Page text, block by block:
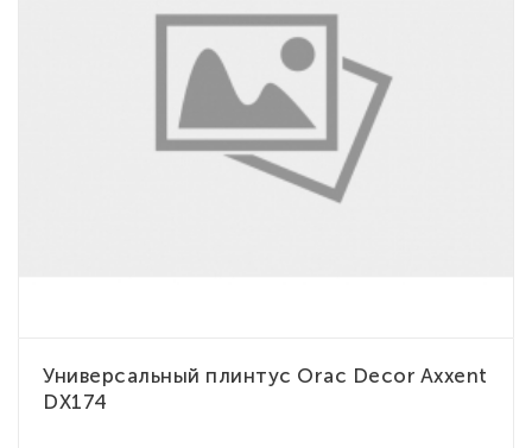
Универсальный плинтус Orac Decor Axxent
DX174